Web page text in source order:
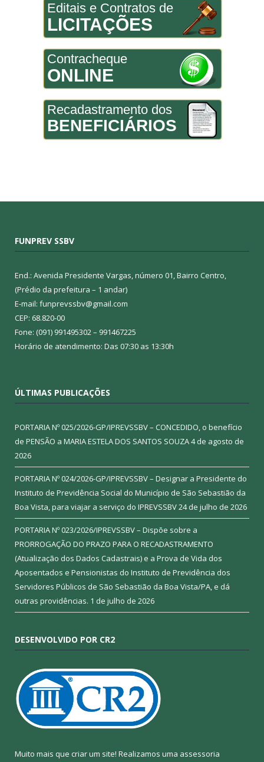
Editais e Contratos de
LICITAÇÕES
Contracheque
ONLINE
Recadastramento dos
BENEFICIÁRIOS
FUNPREV SSBV
End.: Avenida Presidente Vargas, número 01, Bairro Centro,
(Prédio da prefeitura – 1 andar)
E-mail: funprevssbv@gmail.com
CEP: 68.820-00
Fone: (091) 991495302 – 991467225
Horário de atendimento: Das 07:30 as 13:30h
ÚLTIMAS PUBLICAÇÕES
PORTARIA Nº 025/2026-GP/IPREVSSBV – CONCEDIDO, o benefício
de PENSÃO a MARIA ESTELA DOS SANTOS SOUZA4 de agosto de
2026
PORTARIA Nº 024/2026-GP/IPREVSSBV – Designar a Presidente do
Instituto de Previdência Social do Município de São Sebastião da
Boa Vista, para viajar a serviço do IPREVSSBV24 de julho de 2026
PORTARIA Nº 023/2026/IPREVSSBV – Dispõe sobre a
PRORROGAÇÃO DO PRAZO PARA O RECADASTRAMENTO
(Atualização dos Dados Cadastrais) e a Prova de Vida dos
Aposentados e Pensionistas do Instituto de Previdência dos
Servidores Públicos de São Sebastião da Boa Vista/PA, e dá
outras providências. 1 de julho de 2026
DESENVOLVIDO POR CR2
Muito mais que criar um site! Realizamos uma assessoria